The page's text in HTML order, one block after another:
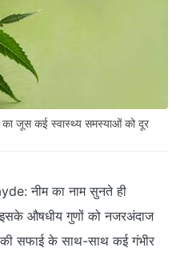
जूस कई स्वास्थ्य समस्याओं को दूर
नीम का नाम सुनते ही
औषधीय गुणों को नजरअंदाज
सफाई के साथ-साथ कई गंभीर